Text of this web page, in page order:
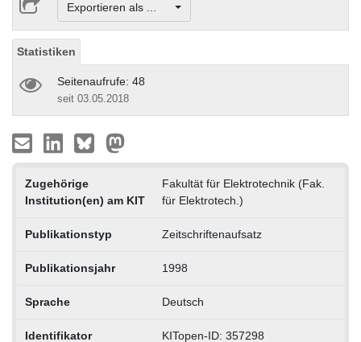
Exportieren als ...
Statistiken
Seitenaufrufe: 48
seit 03.05.2018
Zugehörige
Institution(en) am KIT
Fakultät für Elektrotechnik (Fak.
für Elektrotech.)
Publikationstyp Zeitschriftenaufsatz
Publikationsjahr 1998
Sprache Deutsch
Identifikator KITopen-ID: 357298